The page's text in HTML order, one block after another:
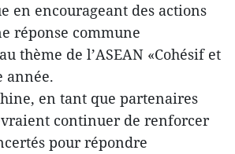
en encourageant des actions
réponse commune
thème de l’ASEAN «Cohésif et
année.
en tant que partenaires
continuer de renforcer
pour répondre